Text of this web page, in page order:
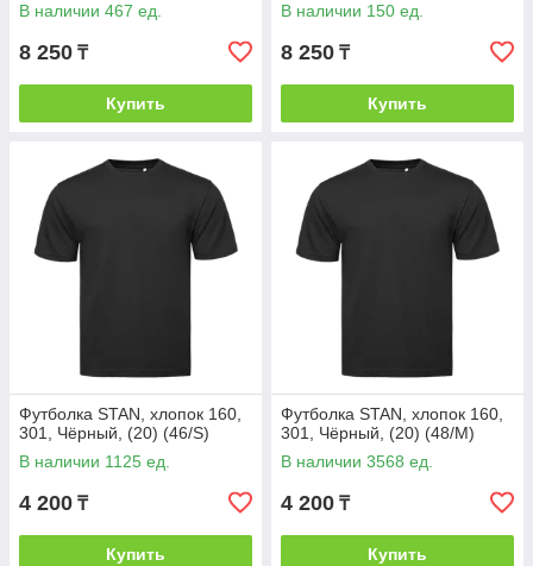
В наличии 467 ед.
8 250 ₸
Купить
В наличии 150 ед.
8 250 ₸
Купить
Футболка STAN, хлопок 160,
301, Чёрный, (20) (46/S)
В наличии 1125 ед.
4 200 ₸
Купить
Футболка STAN, хлопок 160,
301, Чёрный, (20) (48/M)
В наличии 3568 ед.
4 200 ₸
Купить